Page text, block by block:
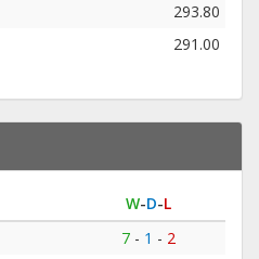
293.80
291.00
W-D-L
7- 1 - 2